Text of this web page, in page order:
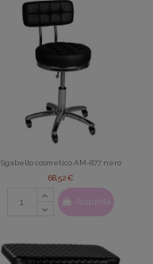
Sgabello cosmetico AM-877 nero
68,52 €
Acquista